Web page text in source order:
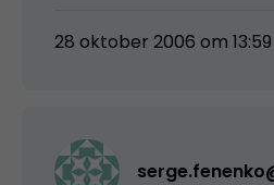
28 oktober 2006 om 13:59